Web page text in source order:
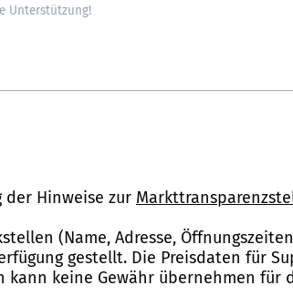
Hinweise zur
(Name, Adresse,
gestellt. Die Preisdaten für
kann keine Gewähr übernehmen